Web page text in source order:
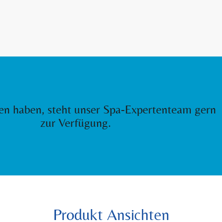
haben, steht unser Spa-Expertenteam gern
zur Verfügung.
Produkt Ansichten